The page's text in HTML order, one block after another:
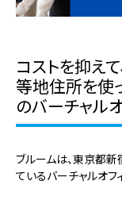
コストを抑え
等地住所を使
のバーチャルオ
ブルームは、東京都
ているバーチャルオフ